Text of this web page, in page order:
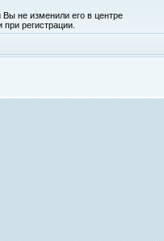
не изменили его в центре
регистрации.